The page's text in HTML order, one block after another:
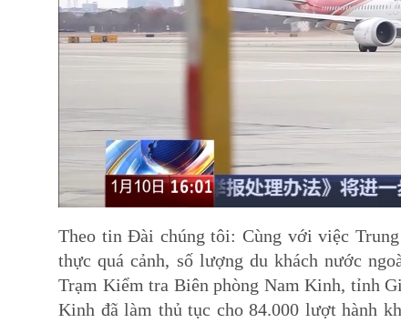
Theo tin Đài chúng tôi: Cùng với việc
thực quá cảnh, số lượng du khách nước
Trạm Kiểm tra Biên phòng Nam Kinh, tỉnh
Kinh đã làm thủ tục cho 84.000 lượt hành